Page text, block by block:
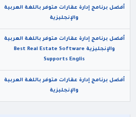
أفضل برنامج إدارة عقارات متوفر باللغة العربية
والإنجليزية
أفضل برنامج إدارة عقارات متوفر باللغة العربية
والإنجليزية Best Real Estate Software
Supports Englis
أفضل برنامج إدارة عقارات متوفر باللغة العربية
والإنجليزية